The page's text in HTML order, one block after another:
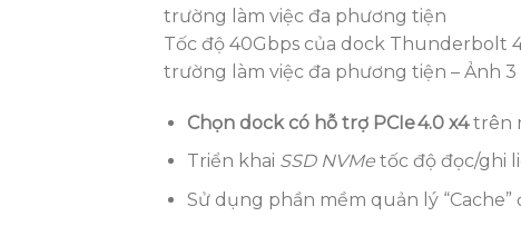
Tốc độ 40Gbps của dock Thunderbolt
trường làm việc đa phương tiện – Ảnh 3
Chọn dock có hỗ trợ PCIe 4.0 x4trên
Triển khai SSD NVMetốc độ đọc/ghi
Sử dụng phần mềm quản lý